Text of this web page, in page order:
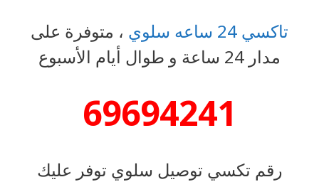
تاكسي 24 ساعه سلوي
، متوفرة على
مدار 24 ساعة و طوال أيام الأسبوع
69694241
رقم تكسي توصيل سلوي توفر عليك